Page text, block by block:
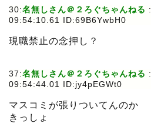
30:名無しさん＠２ろぐちゃんねる :
09:54:10.61 ID:69B6YwbH0
現職禁止の念押し？
37:名無しさん＠２ろぐちゃんねる :
09:54:44.01 ID:jy4pEGWt0
マスコミが張りついてんのか
きっしょ